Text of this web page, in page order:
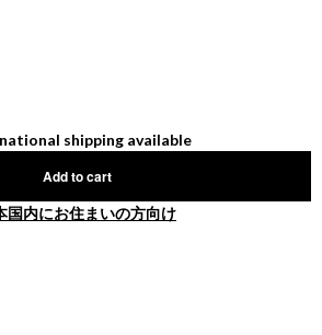
shipping available
Add to cart
国内にお住まいの方向け